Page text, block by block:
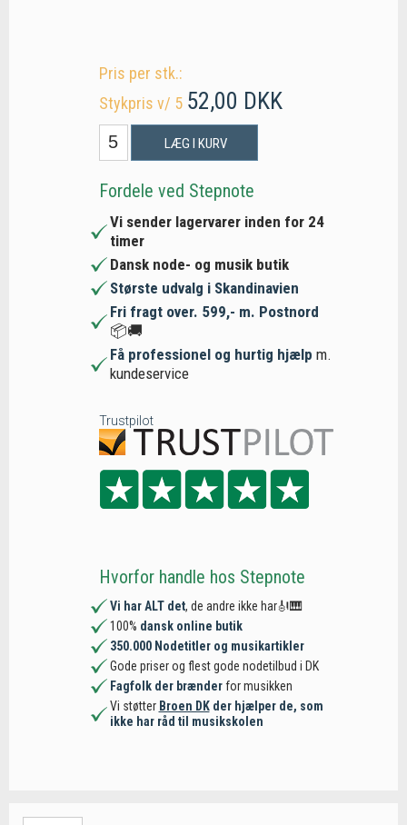
Pris per stk.:
Stykpris v/ 5 52,00 DKK
LÆG I KURV
Fordele ved Stepnote
Vi sender lagervarer inden for 24
timer
Dansk node- og musik butik
Største udvalg i Skandinavien
Fri fragt over. 599,- m. Postnord
📦🚚
Få professionel og hurtig hjælp m.
kundeservice
Trustpilot
Hvorfor handle hos Stepnote
Vi har ALT det, de andre ikke har🎻🎹
100% dansk online butik
350.000 Nodetitler og musikartikler
Gode priser og flest gode nodetilbud i DK
Fagfolk der brænderfor musikken
Vi støtter Broen DKder hjælper de, som
ikke har råd til musikskolen